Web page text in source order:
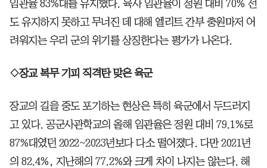
임관율 83%대를 유지했다. 육사 임관율이 정원 대비 70% 선
도 유지하지 못하고 무너진 데 대해 엘리트 간부 충원마저 어
려워지는 우리 군의 위기를 상징한다는 평가가 나온다.
◇장교 복무 기피 직격탄 맞은 육군
장교의 길을 중도 포기하는 현상은 특히 육군에서 두드러지
고 있다. 공군사관학교의 올해 임관율은 정원 대비 79.1%로
87%대였던 2022~2023년보다 다소 떨어졌다. 다만 2021년
의 82.4%, 지난해의 77.2%와 크게 차이 나지는 않는다. 해